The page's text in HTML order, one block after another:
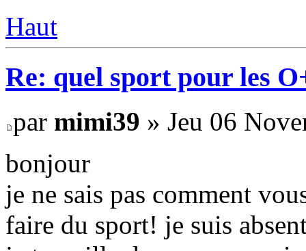
Haut
Re: quel sport pour les
par mimi39 » Jeu 06
bonjour
je ne sais pas comment
faire du sport! je suis